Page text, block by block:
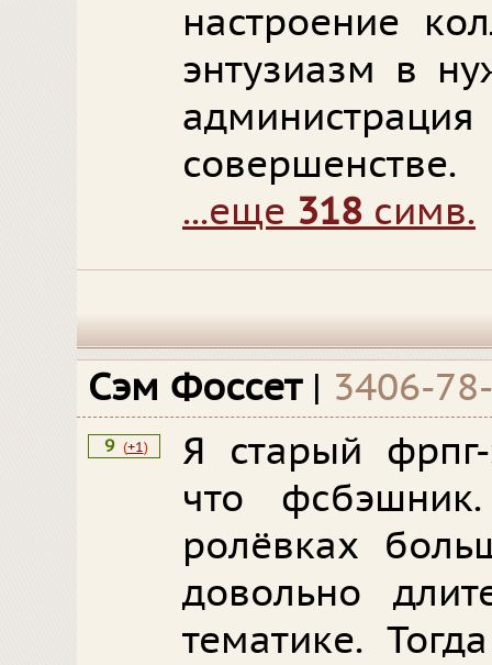
настроение
энтузиазм в
совершенстве.
...еще 318 симв.
Сэм Фоссет | 3406-
9 (+1)
Я старый фрпг-
что
ролёвках
довольно
тематике.